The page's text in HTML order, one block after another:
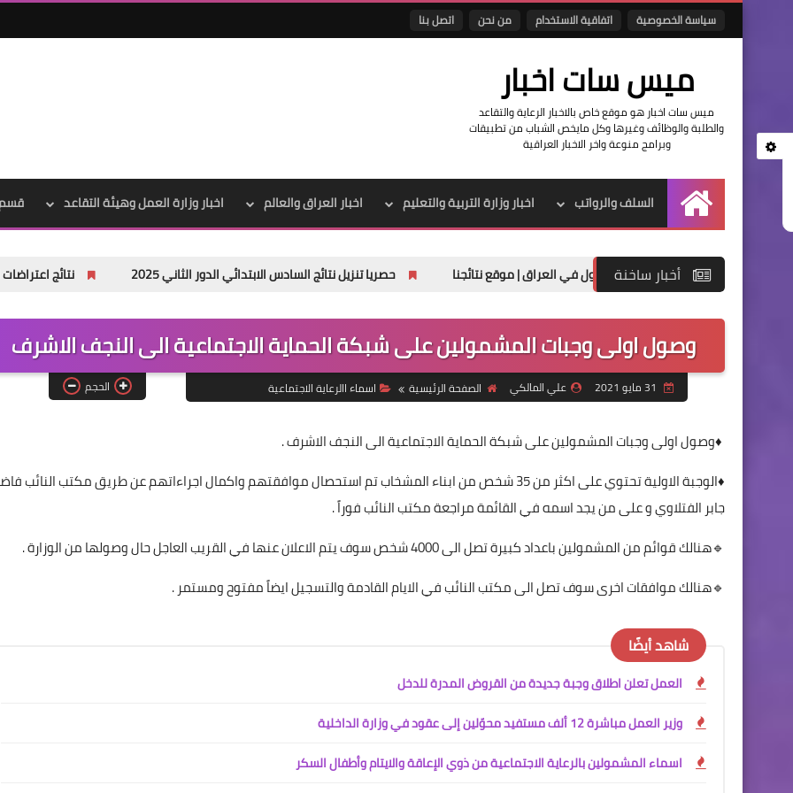
سياسة الخصوصية اتفاقية الاستخدام من نحن اتصل بنا
ميس سات اخبار
ميس سات اخبار هو موقع خاص بالاخبار الرعاية والتقاعد
والطلبة والوظائف وغيرها وكل مايخص الشباب من تطبيقات
وبرامج منوعة واخر الاخبار العراقية
الرئيسية
السلف والرواتب اخبار وزارة التربية والتعليم اخبار العراق والعالم اخبار وزارة العمل وهيئة التقاعد قسم
أخبار ساخنة حصريا تنزيل نتائج السادس الابتدائي الدور الثاني 2025 نتائج اعتراضات السادس الاعدادي 2025 الدور الأول جميع
وصول اولى وجبات المشمولين على شبكة الحماية الاجتماعية الى النجف الاشرف
علي المالكي الصفحة الرئيسية اسماء االرعاية الاجتماعية الحجم
♦️وصول اولى وجبات المشمولين على شبكة الحماية الاجتماعية الى النجف الاشرف .
♦️الوجبة الاولية تحتوي على اكثر من 35 شخص من ابناء المشخاب تم استحصال موافقتهم واكمال اجراءاتهم عن طريق مكتب النائب
جابر الفتلاوي و على من يجد اسمه في القائمة مراجعة مكتب النائب فوراً .
🔹هنالك قوائم من المشمولين باعداد كبيرة تصل الى 4000 شخص سوف يتم الاعلان عنها في القريب العاجل حال وصولها من الوزارة .
🔹هنالك موافقات اخرى سوف تصل الى مكتب النائب في الايام القادمة والتسجيل ايضاً مفتوح ومستمر .
شاهد أيضًا
العمل تعلن اطلاق وجبة جديدة من القروض المدرة للدخل
وزير العمل مباشرة 12 ألف مستفيد محوّلين إلى عقود في وزارة الداخلية
اسماء المشمولين بالرعاية الاجتماعية من ذوي الإعاقة والايتام وأطفال السكر
علي المالكي
17 أكتوبر 2021